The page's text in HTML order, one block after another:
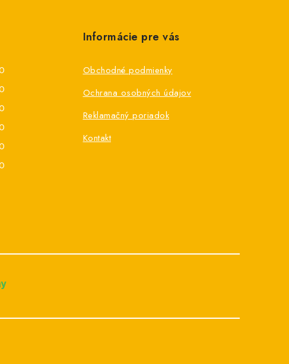
Informácie pre vás
Obchodné podmienky
Ochrana osobných údajov
Reklamačný poriadok
Kontakt